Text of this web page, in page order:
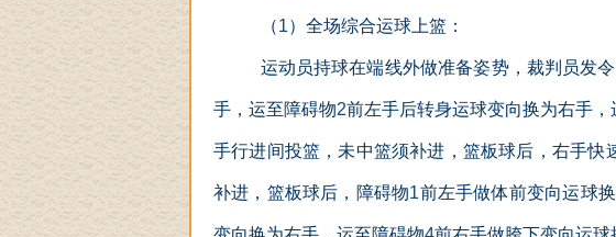
（1）全场综合运球上篮：
运动员持球在端线外做准备姿势，裁判员发
手，运至障碍物2前左手后转身运球变向换为右手，
手行进间投篮，未中篮须补进，篮板球后，右手
补进，篮板球后，障碍物1前左手做体前变向运球